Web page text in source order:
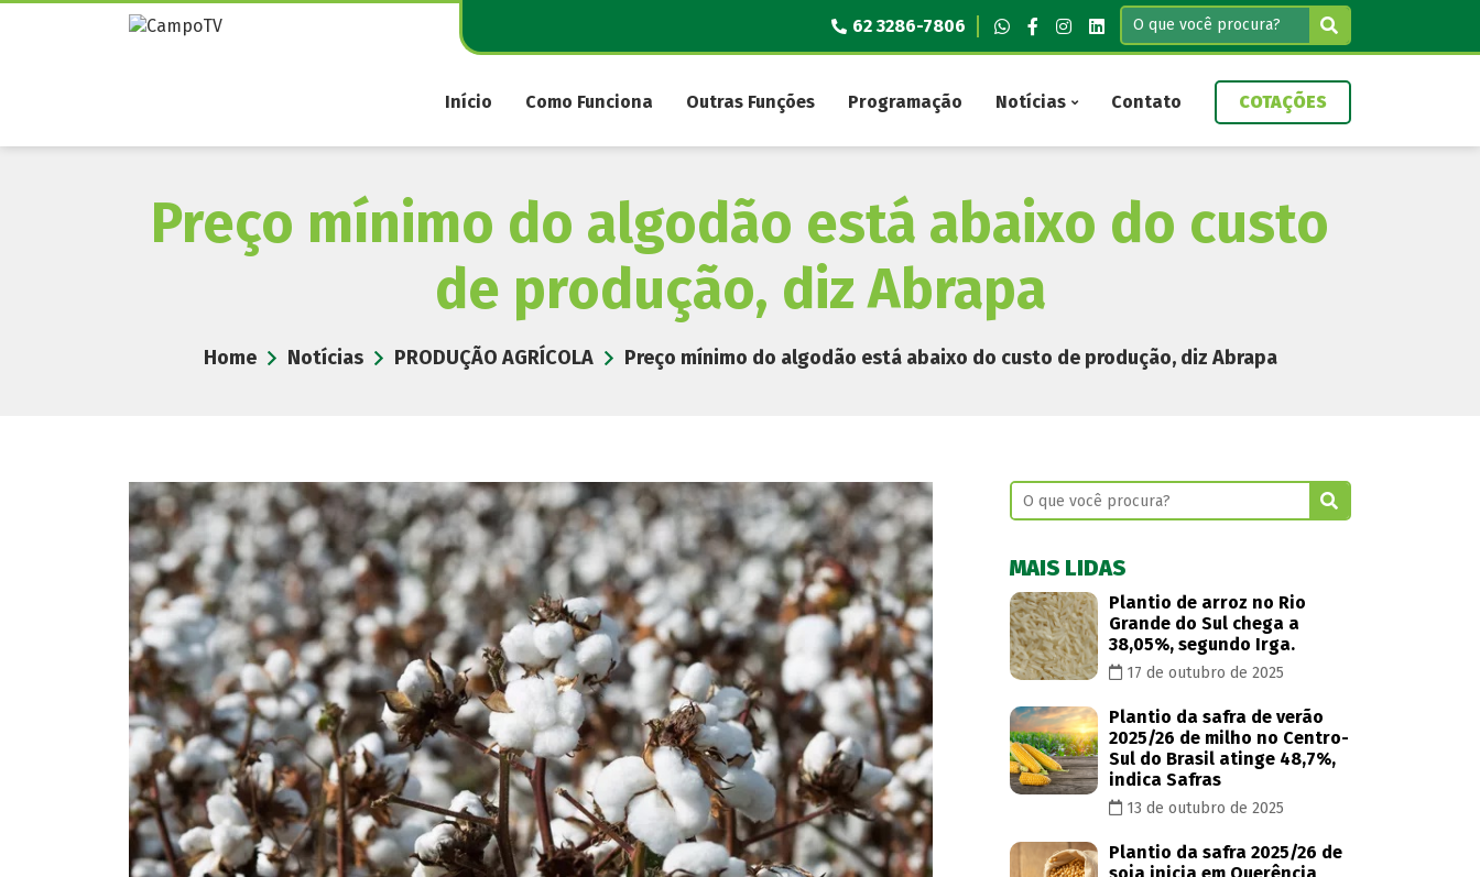
Pular
62 3286-7806
Início Como Funciona Outras Funções Programação Notícias Contato COTAÇÕES
Preço mínimo do algodão está abaixo do custo
de produção, diz Abrapa
Home Notícias PRODUÇÃO AGRÍCOLA Preço mínimo do algodão está abaixo do custo de produção, diz Abrapa
MAIS LIDAS
Plantio de arroz no Rio
Grande do Sul chega a
38,05%, segundo Irga.
17 de outubro de 2025
Plantio da safra de verão
2025/26 de milho no Centro-
Sul do Brasil atinge 48,7%,
indica Safras
13 de outubro de 2025
Plantio da safra 2025/26 de